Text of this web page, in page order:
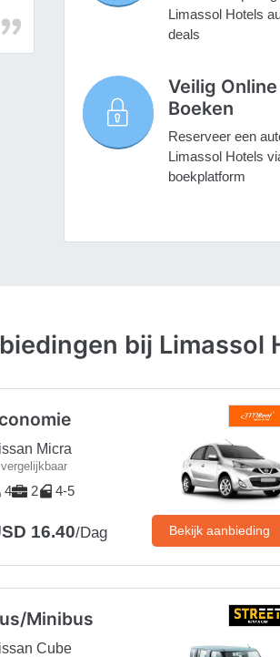
Limassol Hotels
deals
Veilig Online
Boeken
Reserveer een
Limassol Hotels
boekplatform
bij Limassol
Micra
4 2 4-5
16.40/Dag Bekijk aanbieding
Minibus
Cube